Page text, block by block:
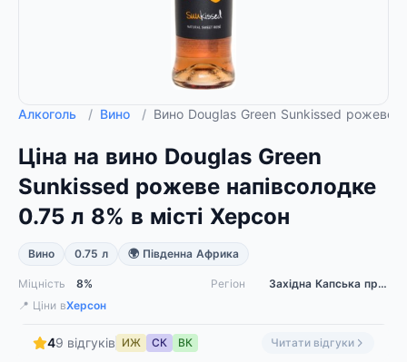
Алкоголь / Вино / Вино Douglas Green Sunkissed рожеве
Ціна на вино Douglas Green
Sunkissed рожеве напівсолодке
0.75 л 8% в місті Херсон
Вино 0.75 л 🌍 Південна Африка
Міцність 8% Регіон
Західна Капська провінція
📍 Ціни вХерсон
49 відгуків ИЖ СК ВК Читати відгуки